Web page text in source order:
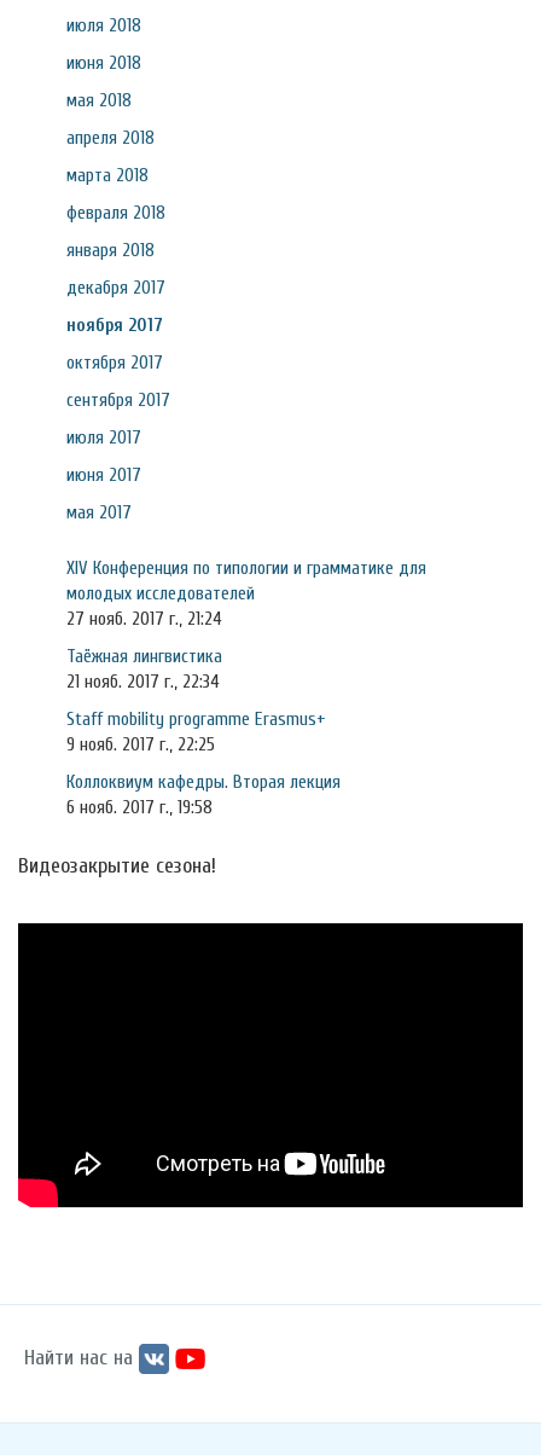
июля 2018
июня 2018
мая 2018
апреля 2018
марта 2018
февраля 2018
января 2018
декабря 2017
ноября 2017
октября 2017
сентября 2017
июля 2017
июня 2017
мая 2017
XIV Конференция по типологии и грамматике для
молодых исследователей
27 нояб. 2017 г., 21:24
Таёжная лингвистика
21 нояб. 2017 г., 22:34
Staff mobility programme Erasmus+
9 нояб. 2017 г., 22:25
Коллоквиум кафедры. Вторая лекция
6 нояб. 2017 г., 19:58
Видеозакрытие сезона!
Найти нас на